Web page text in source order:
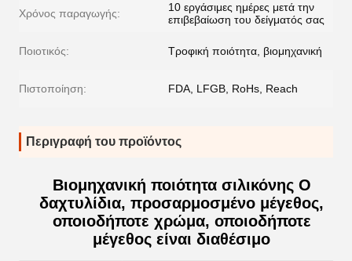
Χρόνος παραγωγής:
10 εργάσιμες ημέρες μετά την
επιβεβαίωση του δείγματός σας
Ποιοτικός: Τροφική ποιότητα, βιομηχανική
Πιστοποίηση: FDA, LFGB, RoHs, Reach
Περιγραφή του προϊόντος
Βιομηχανική ποιότητα σιλικόνης O
δαχτυλίδια, προσαρμοσμένο μέγεθος,
οποιοδήποτε χρώμα, οποιοδήποτε
μέγεθος είναι διαθέσιμο